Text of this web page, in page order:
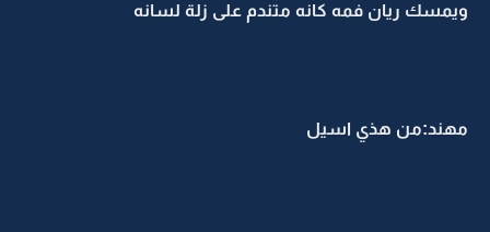
ويمسك ريان فمه كانه متندم على زلة لسانه
مهند:من هذي اسيل